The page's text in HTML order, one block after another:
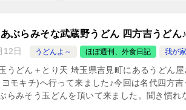
ぶらみそな武蔵野うどん 四方吉うどん♪
12日 うどんよ～ ほぼ週刊、外食日記 我が
うどん＋とり天 埼玉県吉見町にあるうどん
モキチ)へ行って来ました♪今回は名代四方吉
らみそう玉どんを頂いて来ました。聞き慣れ